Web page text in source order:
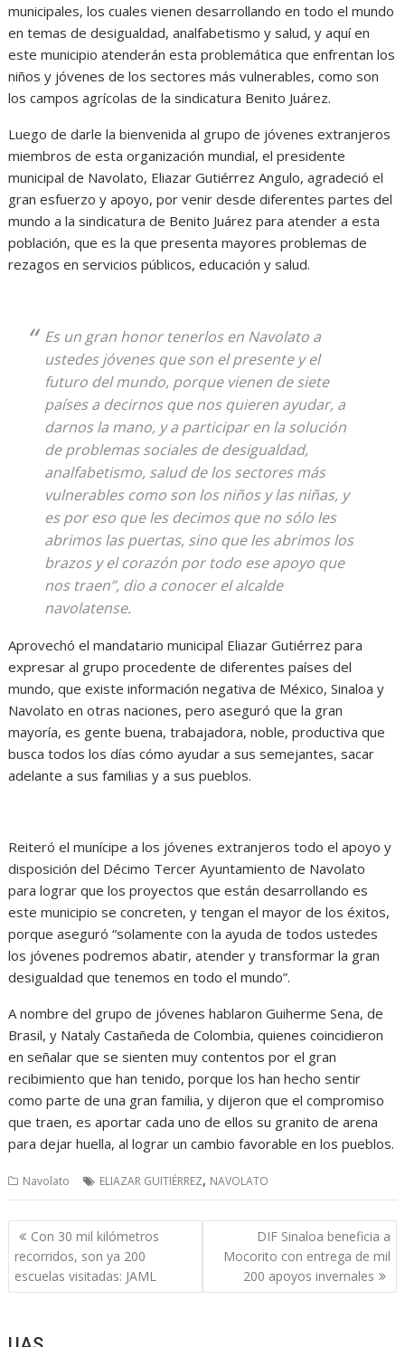
municipales, los cuales vienen desarrollando en todo el mundo
en temas de desigualdad, analfabetismo y salud, y aquí en
este municipio atenderán esta problemática que enfrentan los
niños y jóvenes de los sectores más vulnerables, como son
los campos agrícolas de la sindicatura Benito Juárez.
Luego de darle la bienvenida al grupo de jóvenes extranjeros
miembros de esta organización mundial, el presidente
municipal de Navolato, Eliazar Gutiérrez Angulo, agradeció el
gran esfuerzo y apoyo, por venir desde diferentes partes del
mundo a la sindicatura de Benito Juárez para atender a esta
población, que es la que presenta mayores problemas de
rezagos en servicios públicos, educación y salud.
Es un gran honor tenerlos en Navolato a
ustedes jóvenes que son el presente y el
futuro del mundo, porque vienen de siete
países a decirnos que nos quieren ayudar, a
darnos la mano, y a participar en la solución
de problemas sociales de desigualdad,
analfabetismo, salud de los sectores más
vulnerables como son los niños y las niñas, y
es por eso que les decimos que no sólo les
abrimos las puertas, sino que les abrimos los
brazos y el corazón por todo ese apoyo que
nos traen”, dio a conocer el alcalde
navolatense.
Aprovechó el mandatario municipal Eliazar Gutiérrez para
expresar al grupo procedente de diferentes países del
mundo, que existe información negativa de México, Sinaloa y
Navolato en otras naciones, pero aseguró que la gran
mayoría, es gente buena, trabajadora, noble, productiva que
busca todos los días cómo ayudar a sus semejantes, sacar
adelante a sus familias y a sus pueblos.
Reiteró el munícipe a los jóvenes extranjeros todo el apoyo y
disposición del Décimo Tercer Ayuntamiento de Navolato
para lograr que los proyectos que están desarrollando es
este municipio se concreten, y tengan el mayor de los éxitos,
porque aseguró “solamente con la ayuda de todos ustedes
los jóvenes podremos abatir, atender y transformar la gran
desigualdad que tenemos en todo el mundo”.
A nombre del grupo de jóvenes hablaron Guiherme Sena, de
Brasil, y Nataly Castañeda de Colombia, quienes coincidieron
en señalar que se sienten muy contentos por el gran
recibimiento que han tenido, porque los han hecho sentir
como parte de una gran familia, y dijeron que el compromiso
que traen, es aportar cada uno de ellos su granito de arena
para dejar huella, al lograr un cambio favorable en los pueblos.
Navolato ELIAZAR GUITIÉRREZ, NAVOLATO
Navegación
de
entradas
Con 30 mil kilómetros
recorridos, son ya 200
escuelas visitadas: JAML
DIF Sinaloa beneficia a
Mocorito con entrega de mil
200 apoyos invernales